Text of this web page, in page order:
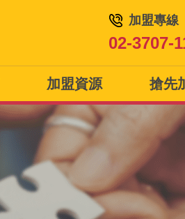
加盟專線
02-3707-
加盟資源 搶先